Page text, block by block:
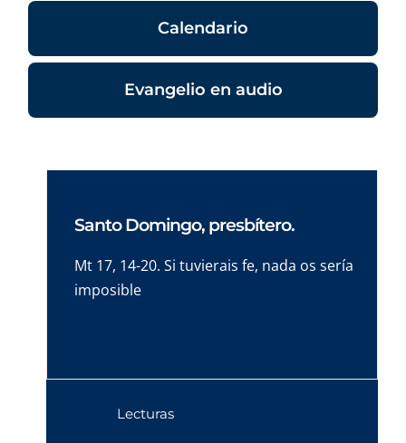
Calendario
Evangelio en audio
Santo Domingo, presbítero.
Mt 17, 14-20. Si tuvierais fe, nada os sería
imposible
Lecturas